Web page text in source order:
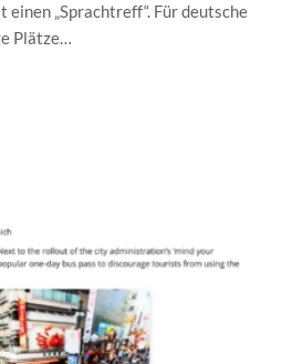
„Sprachtreff“. Für deutsche
Plätze…